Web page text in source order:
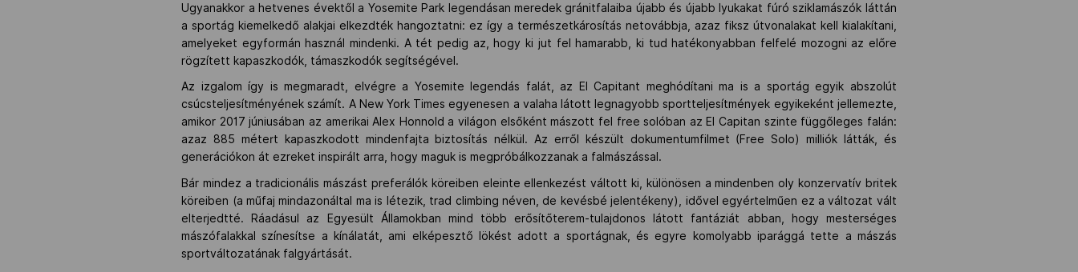
Ugyanakkor a hetvenes évektől a Yosemite Park legendásan meredek gránitfalaiba újabb és újabb lyukakat fúró sziklamászók láttán
a sportág kiemelkedő alakjai elkezdték hangoztatni: ez így a természetkárosítás netovábbja, azaz fiksz útvonalakat kell kialakítani,
amelyeket egyformán használ mindenki. A tét pedig az, hogy ki jut fel hamarabb, ki tud hatékonyabban felfelé mozogni az előre
rögzített kapaszkodók, támaszkodók segítségével.
Az izgalom így is megmaradt, elvégre a Yosemite legendás falát, az El Capitant meghódítani ma is a sportág egyik abszolút
csúcsteljesítményének számít. A New York Times egyenesen a valaha látott legnagyobb sportteljesítmények egyikeként jellemezte,
amikor 2017 júniusában az amerikai Alex Honnold a világon elsőként mászott fel free solóban az El Capitan szinte függőleges falán:
azaz 885 métert kapaszkodott mindenfajta biztosítás nélkül. Az erről készült dokumentumfilmet (Free Solo) milliók látták, és
generációkon át ezreket inspirált arra, hogy maguk is megpróbálkozzanak a falmászással.
Bár mindez a tradicionális mászást preferálók köreiben eleinte ellenkezést váltott ki, különösen a mindenben oly konzervatív britek
köreiben (a műfaj mindazonáltal ma is létezik, trad climbing néven, de kevésbé jelentékeny), idővel egyértelműen ez a változat vált
elterjedtté. Ráadásul az Egyesült Államokban mind több erősítőterem-tulajdonos látott fantáziát abban, hogy mesterséges
mászófalakkal színesítse a kínálatát, ami elképesztő lökést adott a sportágnak, és egyre komolyabb iparággá tette a mászás
sportváltozatának falgyártását.